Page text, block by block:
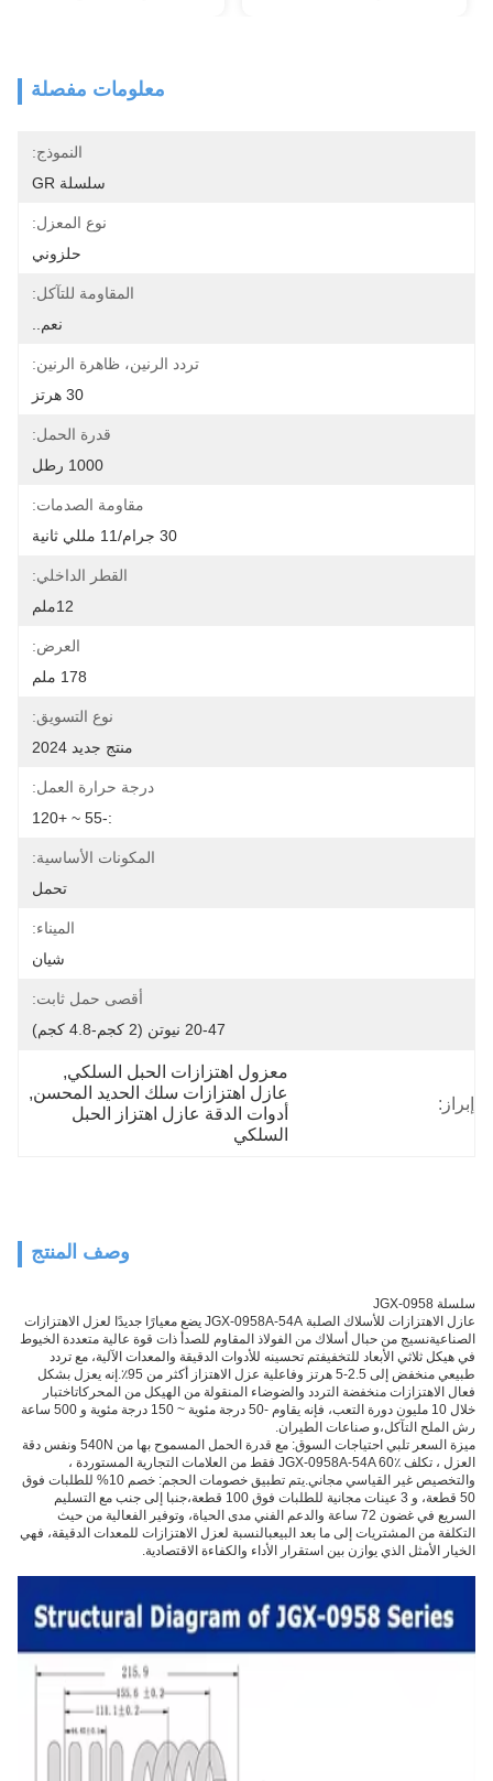
معلومات مفصلة
النموذج:
سلسلة GR
نوع المعزل:
حلزوني
المقاومة للتآكل:
نعم..
تردد الرنين، ظاهرة الرنين:
30 هرتز
قدرة الحمل:
1000 رطل
مقاومة الصدمات:
30 جرام/11 مللي ثانية
القطر الداخلي:
12ملم
العرض:
178 ملم
نوع التسويق:
منتج جديد 2024
درجة حرارة العمل:
:-55 ~ +120
المكونات الأساسية:
تحمل
الميناء:
شيان
أقصى حمل ثابت:
20-47 نيوتن (2 كجم-4.8 كجم)
إبراز:
معزول اهتزازات الحبل السلكي ,
عازل اهتزازات سلك الحديد المحسن,
أدوات الدقة عازل اهتزاز الحبل
السلكي
وصف المنتج
سلسلة JGX-0958
عازل الاهتزازات للأسلاك الصلبة JGX-0958A-54A يضع معيارًا جديدًا لعزل الاهتزازات
الصناعيةنسيج من حبال أسلاك من الفولاذ المقاوم للصدأ ذات قوة عالية متعددة الخيوط
في هيكل ثلاثي الأبعاد للتخفيفتم تحسينه للأدوات الدقيقة والمعدات الآلية، مع تردد
طبيعي منخفض إلى 2.5-5 هرتز وفاعلية عزل الاهتزاز أكثر من 95٪.إنه يعزل بشكل
فعال الاهتزازات منخفضة التردد والضوضاء المنقولة من الهيكل من المحركاتاختبار
خلال 10 مليون دورة التعب، فإنه يقاوم -50 درجة مئوية ~ 150 درجة مئوية و 500 ساعة
رش الملح التآكل،و صناعات الطيران.
ميزة السعر تلبي احتياجات السوق: مع قدرة الحمل المسموح بها من 540N ونفس دقة
العزل ، تكلف JGX-0958A-54A 60٪ فقط من العلامات التجارية المستوردة ،
والتخصيص غير القياسي مجاني.يتم تطبيق خصومات الحجم: خصم 10% للطلبات فوق
50 قطعة، و 3 عينات مجانية للطلبات فوق 100 قطعة،جنبا إلى جنب مع التسليم
السريع في غضون 72 ساعة والدعم الفني مدى الحياة، وتوفير الفعالية من حيث
التكلفة من المشتريات إلى ما بعد البيعبالنسبة لعزل الاهتزازات للمعدات الدقيقة، فهي
الخيار الأمثل الذي يوازن بين استقرار الأداء والكفاءة الاقتصادية.